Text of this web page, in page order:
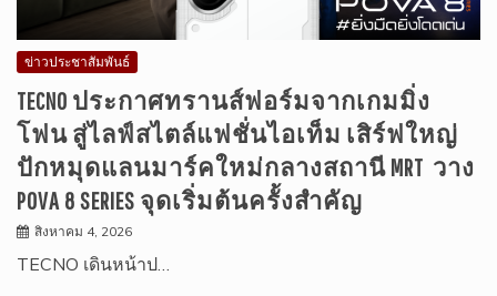
ข่าวประชาสัมพันธ์
TECNO ประกาศทรานส์ฟอร์มจากเกมมิ่ง
โฟน สู่ไลฟ์สไตล์แฟชั่นไอเท็ม เสิร์ฟใหญ่
ปักหมุดแลนมาร์คใหม่กลางสถานี MRT วาง
POVA 8 SERIES จุดเริ่มต้นครั้งสำคัญ
สิงหาคม 4, 2026
TECNO เดินหน้าป…